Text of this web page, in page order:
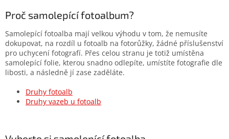
Proč samolepící fotoalbum?
Samolepící fotoalba mají velkou výhodu v tom, že nemusíte
dokupovat, na rozdíl u fotoalb na fotorůžky, žádné příslušenství
pro uchycení fotografí. Přes celou stranu je totiž umístěna
samolepící folie, kterou snadno odlepíte, umístíte fotografie dle
libosti, a následně jí zase zaděláte.
Druhy fotoalb
Druhy vazeb u fotoalb